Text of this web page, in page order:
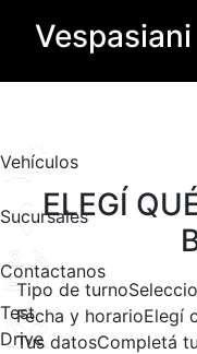
Vehículos
Sucursales
Contactanos
Test
Drive
ELEGÍ
Tipo de turno
Fecha y horarioElegí
Tus datosCompletá